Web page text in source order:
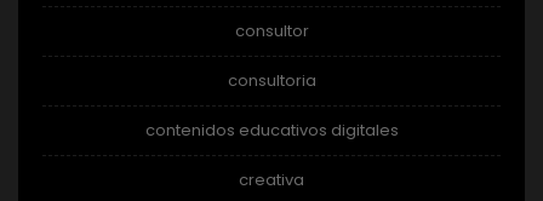
consultor
consultoria
contenidos educativos digitales
creativa